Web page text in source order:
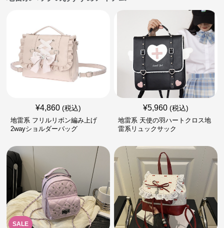
¥4,860 (税込)
地雷系 フリルリボン編み上げ
2wayショルダーバッグ
¥5,960 (税込)
地雷系 天使の羽ハートクロス地
雷系リュックサック
SALE